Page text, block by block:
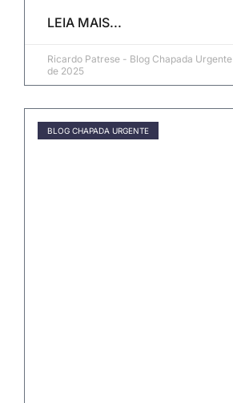
LEIA MAIS...
Ricardo Patrese - Blog Chapada Urgente
de 2025
BLOG CHAPADA URGENTE